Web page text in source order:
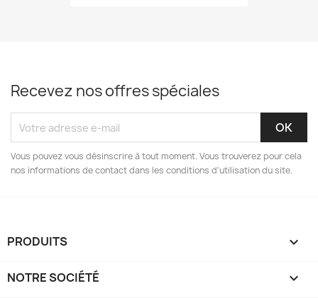
Recevez nos offres spéciales
Vous pouvez vous désinscrire à tout moment. Vous trouverez pour cela
nos informations de contact dans les conditions d'utilisation du site.
PRODUITS 
NOTRE SOCIÉTÉ 